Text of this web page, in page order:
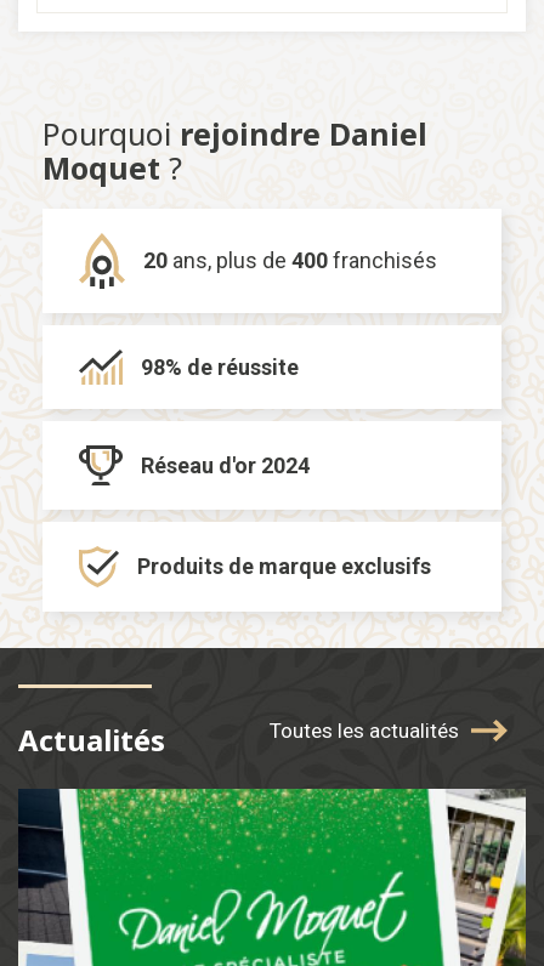
Pourquoi rejoindre Daniel
Moquet ?
20 ans, plus de 400franchisés
98% de réussite
Réseau d'or 2024
Produits de marque exclusifs
Actualités Toutes les actualités